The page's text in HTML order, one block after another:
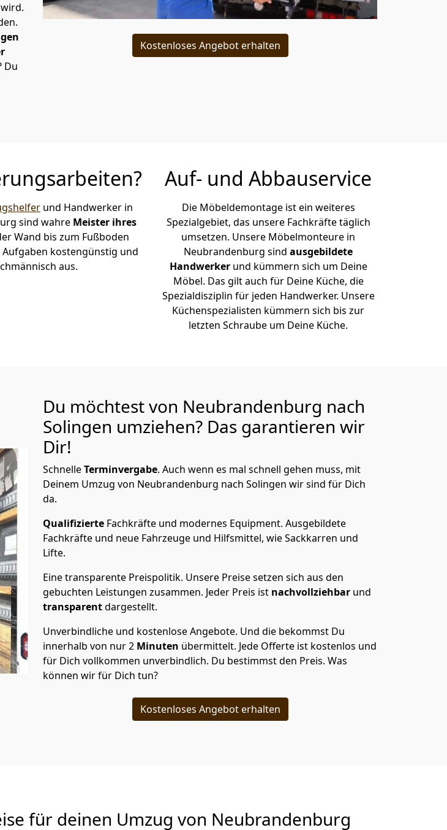
Du
Kostenloses Angebot erhalten
und Handwerker in
sind wahre Meister ihres
Wand bis zum Fußboden
kostengünstig und
aus.
Auf- und Abbauservice
Die Möbeldemontage ist ein weiteres
Spezialgebiet, das unsere Fachkräfte täglich
umsetzen. Unsere Möbelmonteure in
Neubrandenburg sind ausgebildete
Handwerker und kümmern sich um Deine
Möbel. Das gilt auch für Deine Küche, die
Spezialdisziplin für jeden Handwerker. Unsere
Küchenspezialisten kümmern sich bis zur
letzten Schraube um Deine Küche.
Du möchtest von Neubrandenburg nach
Solingen umziehen? Das garantieren wir
Dir!
SchnelleTerminvergabe. Auch wenn es mal schnell gehen muss, mit
Deinem Umzug von Neubrandenburg nach Solingen wir sind für Dich
da.
Qualifizierte Fachkräfte und modernes Equipment. Ausgebildete
Fachkräfte und neue Fahrzeuge und Hilfsmittel, wie Sackkarren und
Lifte.
Eine transparente Preispolitik. Unsere Preise setzen sich aus den
gebuchten Leistungen zusammen. Jeder Preis ist nachvollziehbar und
transparentdargestellt.
Unverbindliche und kostenlose Angebote. Und die bekommst Du
innerhalb von nur2 Minuten übermittelt. Jede Offerte ist kostenlos und
für Dich vollkommen unverbindlich. Du bestimmst den Preis. Was
können wir für Dich tun?
Kostenloses Angebot erhalten
für deinen Umzug von Neubrandenburg